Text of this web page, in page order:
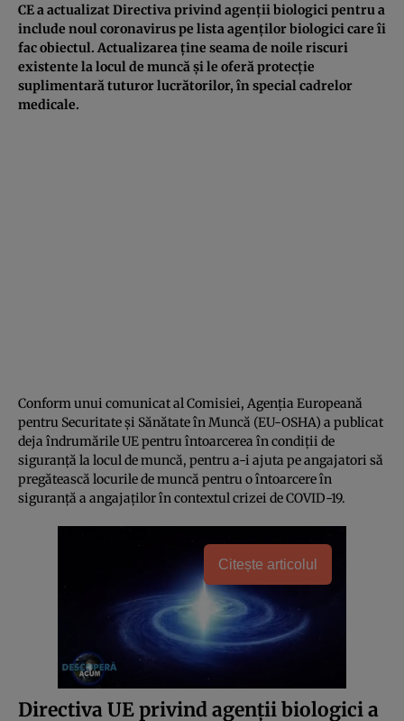
CE a actualizat Directiva privind agenții biologici pentru a
include noul coronavirus pe lista agenților biologici care îi
fac obiectul. Actualizarea ține seama de noile riscuri
existente la locul de muncă și le oferă protecție
suplimentară tuturor lucrătorilor, în special cadrelor
medicale.
Conform unui comunicat al Comisiei, Agenția Europeană
pentru Securitate și Sănătate în Muncă (EU-OSHA) a publicat
deja îndrumările UE pentru întoarcerea în condiții de
siguranță la locul de muncă, pentru a-i ajuta pe angajatori să
pregătească locurile de muncă pentru o întoarcere în
siguranță a angajaților în contextul crizei de COVID-19.
Citește articolul
Directiva UE privind agenții biologici a